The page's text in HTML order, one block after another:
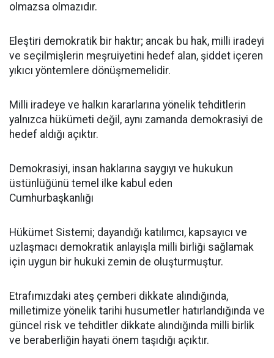
olmazsa olmazıdır.
Eleştiri demokratik bir haktır; ancak bu hak, milli iradeyi
ve seçilmişlerin meşruiyetini hedef alan, şiddet içeren
yıkıcı yöntemlere dönüşmemelidir.
Milli iradeye ve halkın kararlarına yönelik tehditlerin
yalnızca hükümeti değil, aynı zamanda demokrasiyi de
hedef aldığı açıktır.
Demokrasiyi, insan haklarına saygıyı ve hukukun
üstünlüğünü temel ilke kabul eden
Cumhurbaşkanlığı
Hükümet Sistemi; dayandığı katılımcı, kapsayıcı ve
uzlaşmacı demokratik anlayışla milli birliği sağlamak
için uygun bir hukuki zemin de oluşturmuştur.
Etrafımızdaki ateş çemberi dikkate alındığında,
milletimize yönelik tarihi husumetler hatırlandığında ve
güncel risk ve tehditler dikkate alındığında milli birlik
ve beraberliğin hayati önem taşıdığı açıktır.